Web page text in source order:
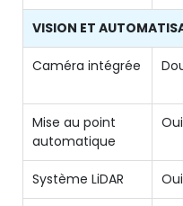
VISION ET
Caméra intégrée
Mise au point
automatique
Oui
Système LiDAR Oui